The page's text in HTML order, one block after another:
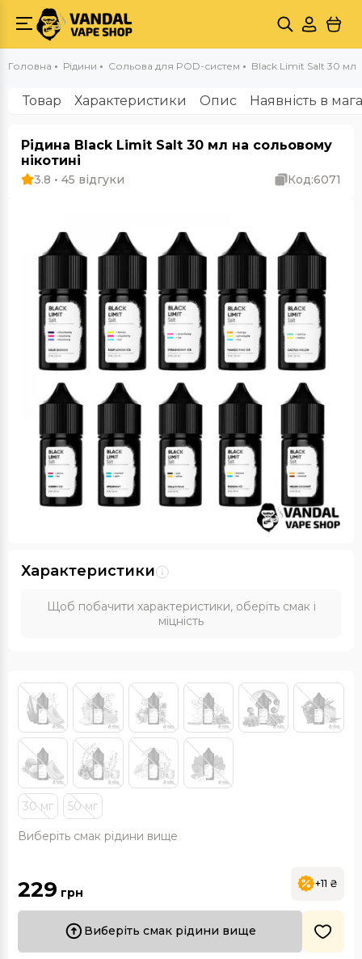
Головна Рідини Сольова для POD-систем Black Limit Salt 30 мл
Товар Характеристики Опис Наявність в
Рідина Black Limit Salt 30 мл на сольовому
нікотині
3.8 • 45 відгуки Код:6071
Характеристики
Щоб побачити характеристики, оберіть смак і
міцність
30 мг 50 мг
Виберіть смак рідини вище
229 грн
+11 ₴
Виберіть смак рідини вище